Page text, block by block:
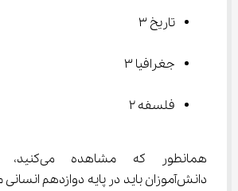
تاریخ ۳
جغرافیا ۳
فلسفه ۲
دانش‌آموزان باید در پایه دوازدهم